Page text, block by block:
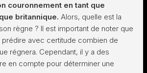
couronnement en tant que
britannique. Alors, quelle est la
règne ? Il est important de noter que
prédire avec certitude combien de
régnera. Cependant, il y a des
en compte pour déterminer une